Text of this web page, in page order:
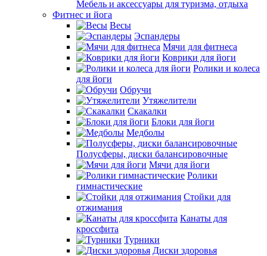
Мебель и аксессуары для туризма, отдыха
Фитнес и йога
Весы
Эспандеры
Мячи для фитнеса
Коврики для йоги
Ролики и колеса
для йоги
Обручи
Утяжелители
Скакалки
Блоки для йоги
Медболы
Полусферы, диски балансировочные
Мячи для йоги
Ролики
гимнастические
Стойки для
отжимания
Канаты для
кроссфита
Турники
Диски здоровья